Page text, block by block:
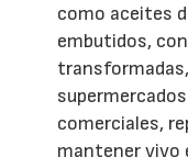
como aceites
embutidos,
comerciales,
mantener vivo